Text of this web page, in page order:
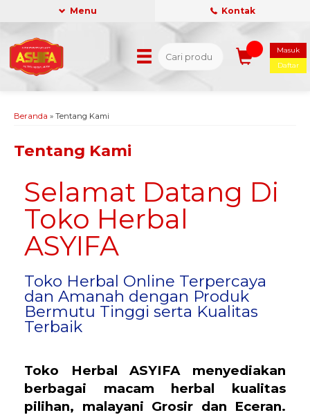
Menu Kontak
Masuk
Daftar
Beranda » Tentang Kami
Tentang Kami
Selamat Datang Di
Toko Herbal
ASYIFA
Toko Herbal Online Terpercaya
dan Amanah dengan Produk
Bermutu Tinggi serta Kualitas
Terbaik
Toko Herbal ASYIFA menyediakan
berbagai macam herbal kualitas
pilihan, malayani Grosir dan Eceran.